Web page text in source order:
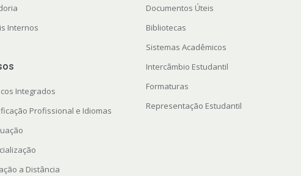
Internos
Integrados
Profissional e Idiomas
a Distância
Documentos Úteis
Bibliotecas
Sistemas Acadêmicos
Intercâmbio Estudantil
Formaturas
Representação Estudantil